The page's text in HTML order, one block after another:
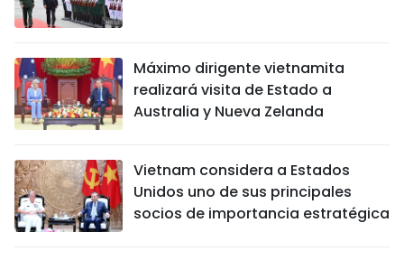
Máximo dirigente vietnamita
realizará visita de Estado a
Australia y Nueva Zelanda
Vietnam considera a Estados
Unidos uno de sus principales
socios de importancia estratégica